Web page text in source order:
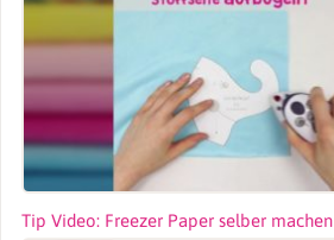
Tip Video: Freezer Paper selber machen